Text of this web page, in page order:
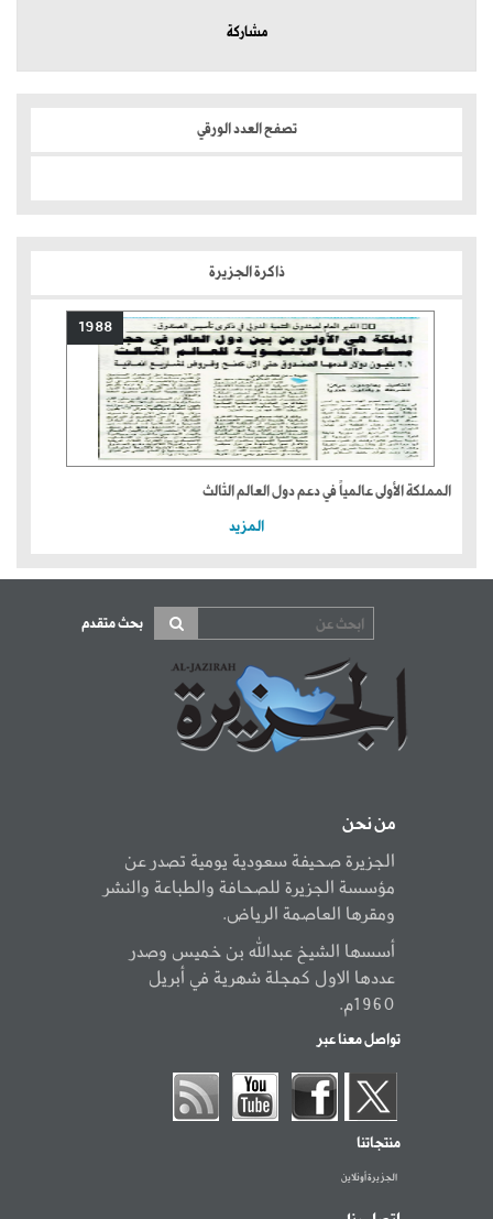
مشاركة
تصفح العدد الورقي
ذاكرة الجزيرة
1988
المملكة الأولى عالمياً في دعم دول العالم الثالث
المزيد
بحث متقدم
من نحن
الجزيرة صحيفة سعودية يومية تصدر عن
مؤسسة الجزيرة للصحافة والطباعة والنشر
ومقرها العاصمة الرياض.
أسسها الشيخ عبدالله بن خميس وصدر
عددها الاول كمجلة شهرية في أبريل
1960م.
تواصل معنا عبر
منتجاتنا
الجزيرة أونلاين